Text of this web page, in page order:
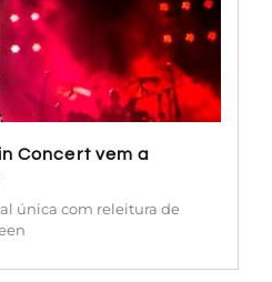
Concert vem a
única com releitura de